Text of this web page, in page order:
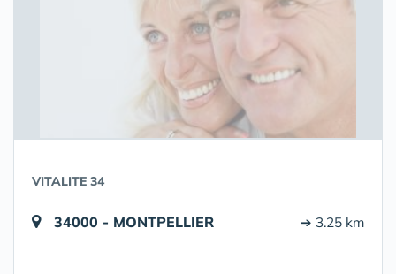
VITALITE 34
34000 - MONTPELLIER ➔ 3.25 km